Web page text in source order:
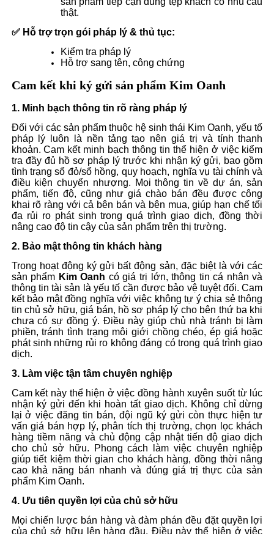
thật.
✅ Hỗ trợ trọn gói pháp lý & thủ tục:
Kiểm tra pháp lý
Hỗ trợ sang tên, công chứng
Cam kết khi ký gửi sản phẩm Kim Oanh
1. Minh bạch thông tin rõ ràng pháp lý
Đối với các sản phẩm thuộc hệ sinh thái Kim Oanh, yếu tố
pháp lý luôn là nền tảng tạo nên giá trị và tính thanh
khoản. Cam kết minh bạch thông tin thể hiện ở việc kiểm
tra đầy đủ hồ sơ pháp lý trước khi nhận ký gửi, bao gồm
tình trạng sổ đỏ/sổ hồng, quy hoạch, nghĩa vụ tài chính và
điều kiện chuyển nhượng. Mọi thông tin về dự án, sản
phẩm, tiến độ, cũng như giá chào bán đều được công
khai rõ ràng với cả bên bán và bên mua, giúp hạn chế tối
đa rủi ro phát sinh trong quá trình giao dịch, đồng thời
nâng cao độ tin cậy của sản phẩm trên thị trường.
2. Bảo mật thông tin khách hàng
Trong hoạt động ký gửi bất động sản, đặc biệt là với các
sản phẩm Kim Oanh có giá trị lớn, thông tin cá nhân và
thông tin tài sản là yếu tố cần được bảo vệ tuyệt đối. Cam
kết bảo mật đồng nghĩa với việc không tự ý chia sẻ thông
tin chủ sở hữu, giá bán, hồ sơ pháp lý cho bên thứ ba khi
chưa có sự đồng ý. Điều này giúp chủ nhà tránh bị làm
phiền, tránh tình trạng môi giới chồng chéo, ép giá hoặc
phát sinh những rủi ro không đáng có trong quá trình giao
dịch.
3. Làm việc tận tâm chuyên nghiệp
Cam kết này thể hiện ở việc đồng hành xuyên suốt từ lúc
nhận ký gửi đến khi hoàn tất giao dịch. Không chỉ dừng
lại ở việc đăng tin bán, đội ngũ ký gửi còn thực hiện tư
vấn giá bán hợp lý, phân tích thị trường, chọn lọc khách
hàng tiềm năng và chủ động cập nhật tiến độ giao dịch
cho chủ sở hữu. Phong cách làm việc chuyên nghiệp
giúp tiết kiệm thời gian cho khách hàng, đồng thời nâng
cao khả năng bán nhanh và đúng giá trị thực của sản
phẩm Kim Oanh.
4. Ưu tiên quyền lợi của chủ sở hữu
Mọi chiến lược bán hàng và đàm phán đều đặt quyền lợi
của chủ sở hữu lên hàng đầu. Điều này thể hiện ở việc